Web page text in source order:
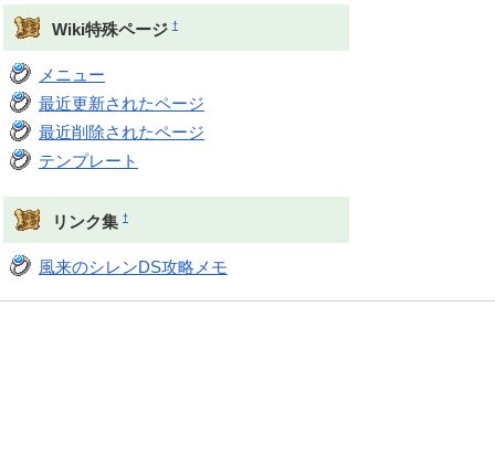
Wiki特殊ページ †
メニュー
最近更新されたページ
最近削除されたページ
テンプレート
リンク集 †
風来のシレンDS攻略メモ